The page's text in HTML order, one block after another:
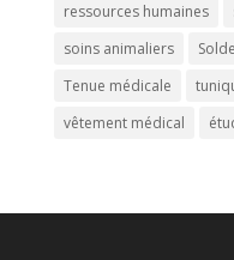
ressources humaines
soins animaliers
Tenue médicale
vêtement médical